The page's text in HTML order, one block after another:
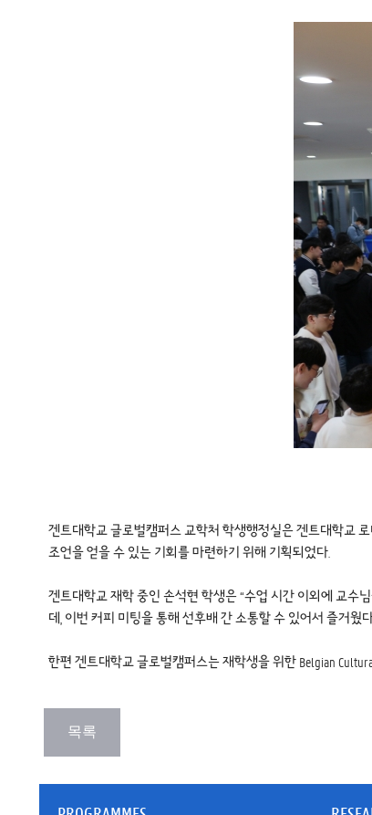
겐트대학교 글로벌캠퍼스 교학처 학생행정실은 겐트대학교
조언을 얻을 수 있는 기회를 마련하기 위해 기획되었다.
겐트대학교 재학 중인 손석현 학생은 “수업 시간 이외에 교수
데, 이번 커피 미팅을 통해 선후배 간 소통할 수 있어서 즐거웠
한편 겐트대학교 글로벌캠퍼스는 재학생을 위한 Belgian